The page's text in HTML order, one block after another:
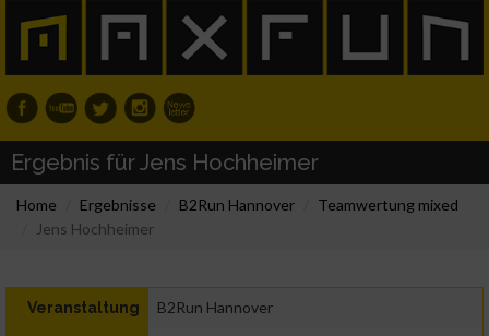
Ergebnis für Jens Hochheimer
Home Ergebnisse B2Run Hannover
Teamwertung mixed
Jens Hochheimer
Veranstaltung B2Run Hannover